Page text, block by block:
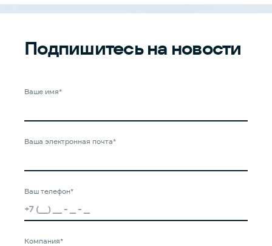
Подпишитесьна новости
Ваше имя*
Ваша электронная почта*
Ваш телефон*
Компания*